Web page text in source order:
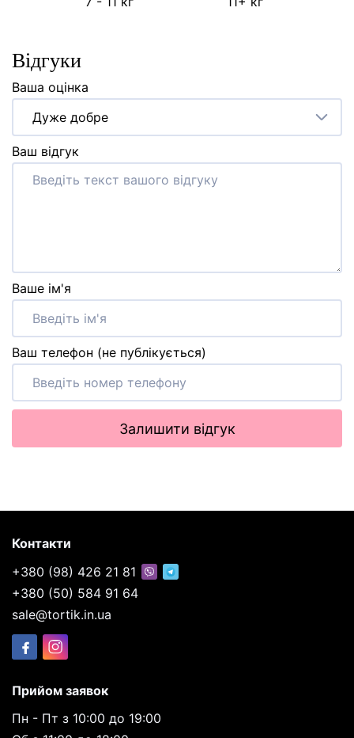
Відгуки
Ваша оцінка
Дуже добре
Ваш відгук
Ваше ім'я
Ваш телефон (не публікується)
Залишити відгук
Контакти
+380 (98) 426 21 81
+380 (50) 584 91 64
sale@tortik.in.ua
Прийом заявок
Пн - Пт з 10:00 до 19:00